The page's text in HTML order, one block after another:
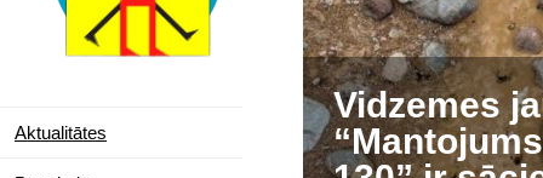
Aktualitātes
Vidzemes